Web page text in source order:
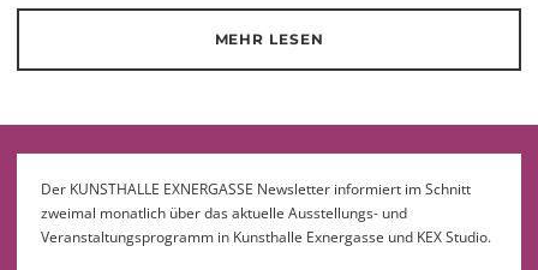
MEHR LESEN
Der KUNSTHALLE EXNERGASSE Newsletter informiert im Schnitt
zweimal monatlich über das aktuelle Ausstellungs- und
Veranstaltungsprogramm in Kunsthalle Exnergasse und KEX Studio.